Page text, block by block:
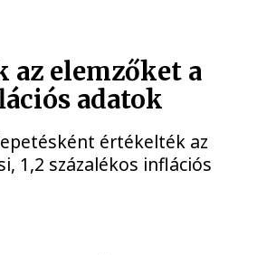
az elemzőket a
adatok
értékelték az
1,2 százalékos inflációs